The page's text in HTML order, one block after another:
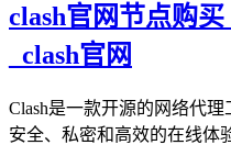
clash官网节点购
_clash官网
Clash是一款开源的网络代
安全、私密和高效的在线体